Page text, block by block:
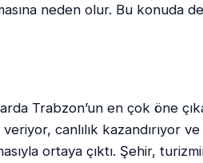
neden olur. Bu konuda
Trabzon’un en çok öne
canlılık kazandırıyor
ortaya çıktı. Şehir,